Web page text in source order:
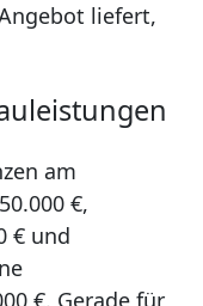
liefert,
am
€,
€ und
€. Gerade für